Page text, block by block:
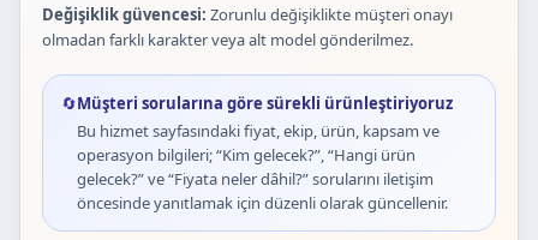
Değişiklik güvencesi: Zorunlu değişiklikte müşteri onayı
olmadan farklı karakter veya alt model gönderilmez.
🔄Müşteri sorularına göre sürekli ürünleştiriyoruz
Bu hizmet sayfasındaki fiyat, ekip, ürün, kapsam ve
operasyon bilgileri; “Kim gelecek?”, “Hangi ürün
gelecek?” ve “Fiyata neler dâhil?” sorularını iletişim
öncesinde yanıtlamak için düzenli olarak güncellenir.